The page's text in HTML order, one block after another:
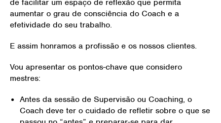
de facilitar um espaço de reflexão que permita
aumentar o grau de consciência do Coach e a
efetividade do seu trabalho.
E assim honramos a profissão e os nossos clientes.
Vou apresentar os pontos-chave que considero
mestres:
Antes da sessão de Supervisão ou Coaching, o
Coach deve ter o cuidado de refletir sobre o que se